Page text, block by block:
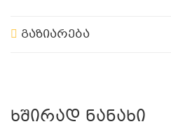
გაზიარება
Ხშირად Ნანახი